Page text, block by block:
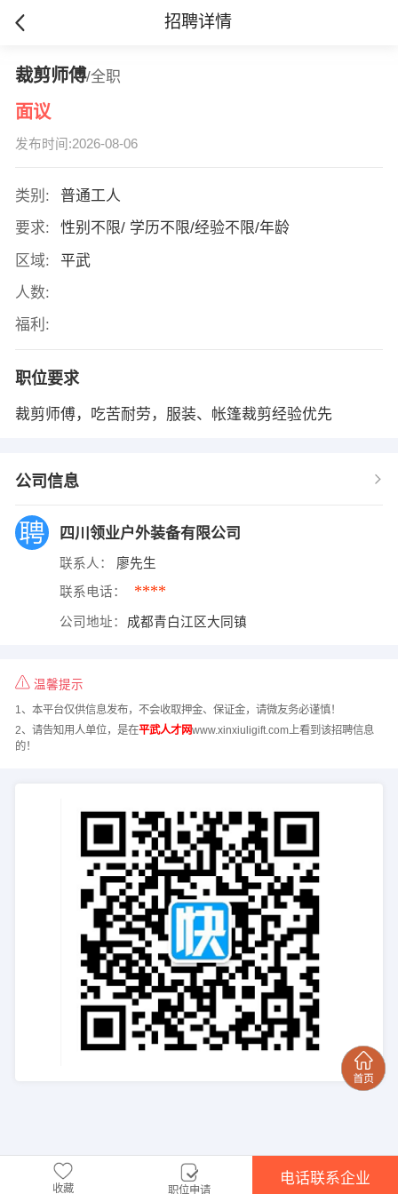
招聘详情
裁剪师傅/全职
面议
发布时间:2026-08-06
类别:
普通工人
要求:
性别不限/ 学历不限/经验不限/年龄
区域:
平武
人数:
福利:
职位要求
裁剪师傅，吃苦耐劳，服装、帐篷裁剪经验优先
公司信息
四川领业户外装备有限公司
联系人： 廖先生
联系电话： ****
公司地址： 成都青白江区大同镇
温馨提示
1、本平台仅供信息发布，不会收取押金、保证金，请微友务必谨慎！
2、请告知用人单位，是在平武人才网www.xinxiuligift.com上看到该招聘信息
的！
收藏 职位申请
电话联系企业